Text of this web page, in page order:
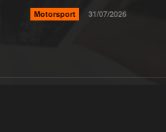
Motorsport 31/07/2026